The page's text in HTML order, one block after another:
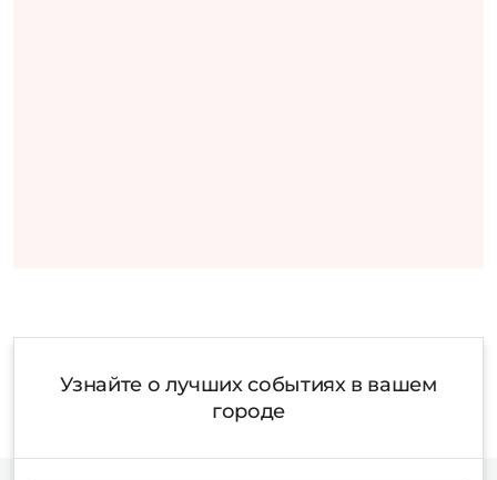
Узнайте о лучших событиях в вашем
городе